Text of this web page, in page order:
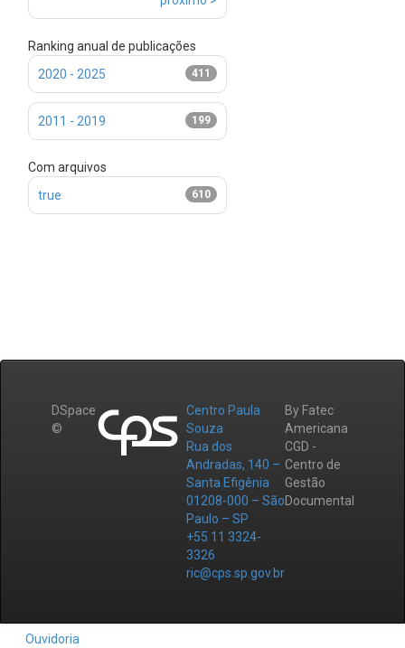
Ranking anual de publicações
411
2020 - 2025
199
2011 - 2019
Com arquivos
610
true
DSpace
©
Centro Paula
Souza
Rua dos
Andradas, 140 –
Santa Efigênia
01208-000 – São
Paulo – SP
+55 11 3324-
3326
ric@cps.sp.gov.br
By Fatec
Americana
CGD -
Centro de
Gestão
Documental
Ouvidoria